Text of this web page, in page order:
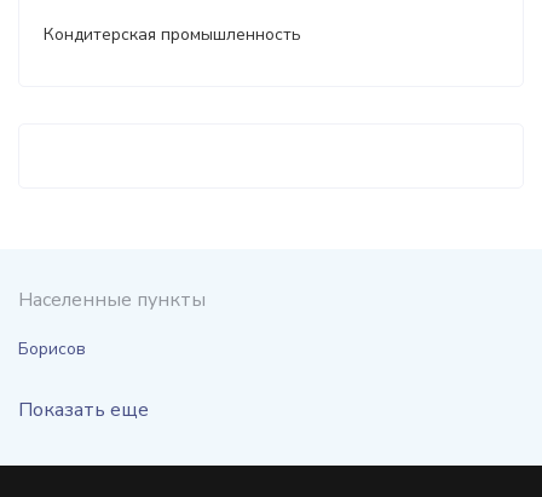
Кондитерская промышленность
Населенные пункты
Борисов
Показать еще